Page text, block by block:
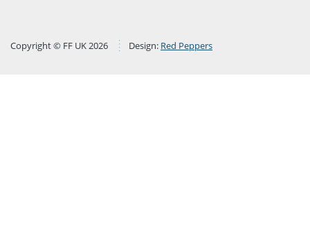
Copyright © FF UK 2026 Design: Red Peppers